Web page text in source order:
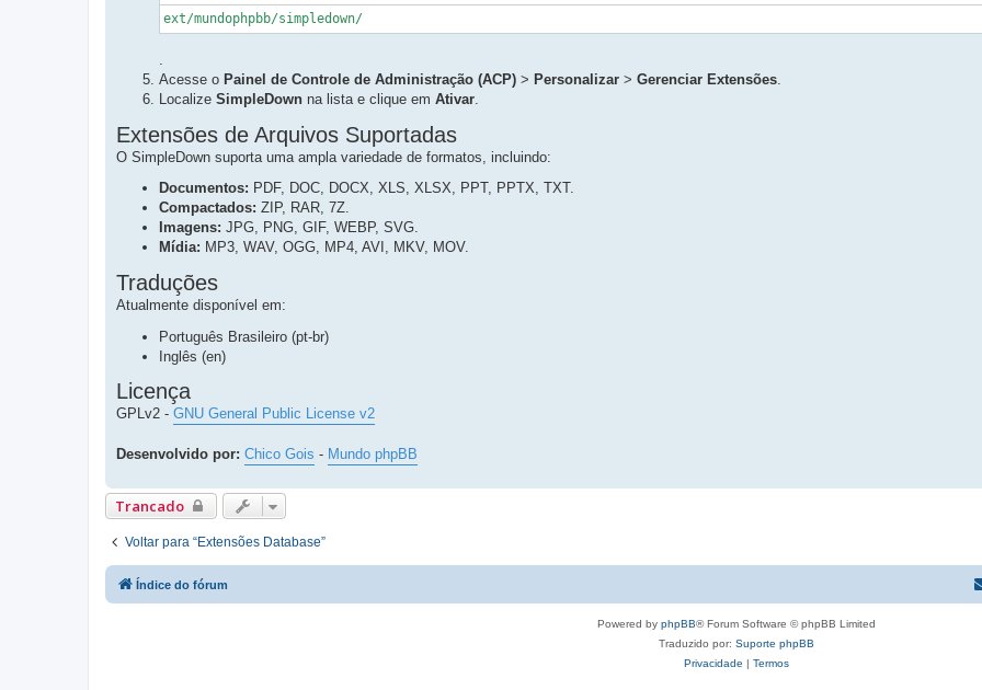
ext/mundophpbb/simpledown/
.
Acesse o Painel de Controle de Administração (ACP) > Personalizar > Gerenciar Extensões.
Localize SimpleDown na lista e clique em Ativar.
Extensões de Arquivos Suportadas
O SimpleDown suporta uma ampla variedade de formatos, incluindo:
Documentos: PDF, DOC, DOCX, XLS, XLSX, PPT, PPTX, TXT.
Compactados: ZIP, RAR, 7Z.
Imagens: JPG, PNG, GIF, WEBP, SVG.
Mídia: MP3, WAV, OGG, MP4, AVI, MKV, MOV.
Traduções
Atualmente disponível em:
Português Brasileiro (pt-br)
Inglês (en)
Licença
GPLv2 - GNU General Public License v2
Desenvolvido por: Chico Gois - Mundo phpBB
Trancado
Voltar para “Extensões Database”
Índice do fórum
Powered by phpBB® Forum Software © phpBB Limited
Traduzido por: Suporte phpBB
Privacidade | Termos